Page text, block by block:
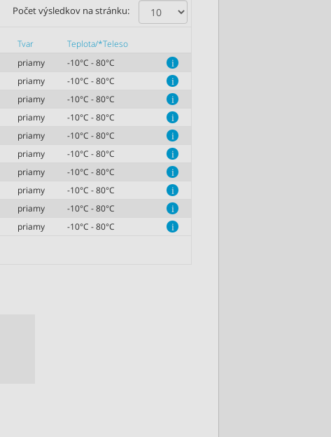
Počet výsledkov na stránku:
Tvar Teplota/*Teleso
priamy -10°C - 80°C i
priamy -10°C - 80°C i
priamy -10°C - 80°C i
priamy -10°C - 80°C i
priamy -10°C - 80°C i
priamy -10°C - 80°C i
priamy -10°C - 80°C i
priamy -10°C - 80°C i
priamy -10°C - 80°C i
priamy -10°C - 80°C i